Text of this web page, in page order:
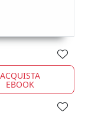
ACQUISTA
EBOOK